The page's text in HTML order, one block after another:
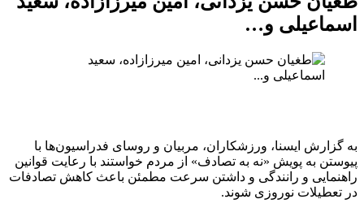
اسماعیلی و…
به گزارش ایسنا، ورزشکاران، مربیان و روسای فدراسیون‌ها با
پیوستن به پویش «نه به تصادف» از مردم خواستند با رعایت قوانین
راهنمایی و رانندگی و داشتن سرعت مطمئن باعث کاهش تصادفات
در تعطیلات نوروزی شوند.